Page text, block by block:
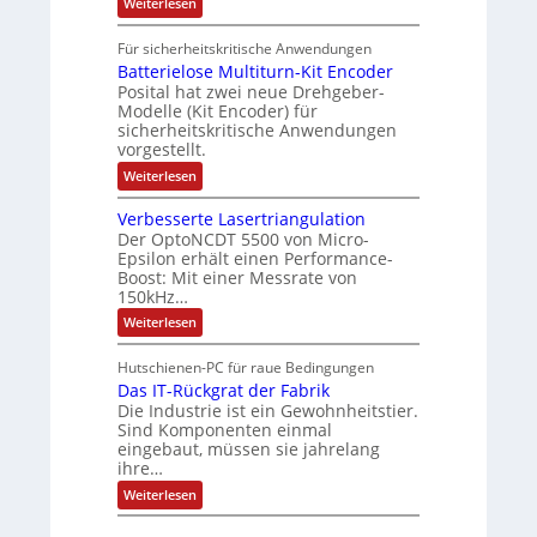
f
t
t
o
a
t
i
o
n
g
e
w
ä
l
t
s
k
ä
f
t
e
e
t
e
l
e
r
h
ä
l
t
S
c
h
u
t
z
a
k
b
s
c
h
i
c
h
u
n
g
S
n
s
o
r
l
o
s
e
F
a
n
g
s
c
h
a
l
t
n
g
Für sicherheitskritische Anwendungen
Batterielose Multiturn-Kit Encoder
Posital hat zwei neue Drehgeber-
Modelle (Kit Encoder) für
sicherheitskritische Anwendungen
vorgestellt.
Weiterlesen:
B
t
t
e
r
e
l
o
e
M
u
l
t
i
u
r
Verbesserte Lasertriangulation
Der OptoNCDT 5500 von Micro-
Epsilon erhält einen Performance-
Boost: Mit einer Messrate von
150kHz…
Weiterlesen:
V
r
b
e
s
s
e
e
L
Hutschienen-PC für raue Bedingungen
Das IT-Rückgrat der Fabrik
Die Industrie ist ein Gewohnheitstier.
Sind Komponenten einmal
eingebaut, müssen sie jahrelang
ihre…
Weiterlesen:
D